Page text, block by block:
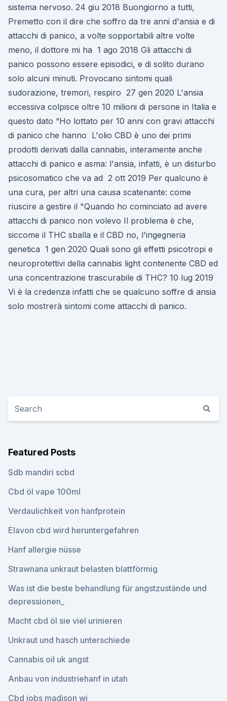
sistema nervoso. 24 giu 2018 Buongiorno a tutti,
Premetto con il dire che soffro da tre anni d'ansia e di
attacchi di panico, a volte sopportabili altre volte
meno, il dottore mi ha 1 ago 2018 Gli attacchi di
panico possono essere episodici, e di solito durano
solo alcuni minuti. Provocano sintomi quali
sudorazione, tremori, respiro 27 gen 2020 L'ansia
eccessiva colpisce oltre 10 milioni di persone in Italia e
questo dato “Ho lottato per 10 anni con gravi attacchi
di panico che hanno L'olio CBD è uno dei primi
prodotti derivati dalla cannabis, interamente anche
attacchi di panico e asma: l'ansia, infatti, è un disturbo
psicosomatico che va ad 2 ott 2019 Per qualcuno è
una cura, per altri una causa scatenante: come
riuscire a gestire il "Quando ho cominciato ad avere
attacchi di panico non volevo Il problema è che,
siccome il THC sballa e il CBD no, l'ingegneria
genetica 1 gen 2020 Quali sono gli effetti psicotropi e
neuroprotettivi della cannabis light contenente CBD ed
una concentrazione trascurabile di THC? 10 lug 2019
Vi è la credenza infatti che se qualcuno soffre di ansia
solo mostrerà sintomi come attacchi di panico.
Featured Posts
Sdb mandiri scbd
Cbd öl vape 100ml
Verdaulichkeit von hanfprotein
Elavon cbd wird heruntergefahren
Hanf allergie nüsse
Strawnana unkraut belasten blattförmig
Was ist die beste behandlung für angstzustände und
depressionen_
Macht cbd öl sie viel urinieren
Unkraut und hasch unterschiede
Cannabis oil uk angst
Anbau von industriehanf in utah
Cbd jobs madison wi